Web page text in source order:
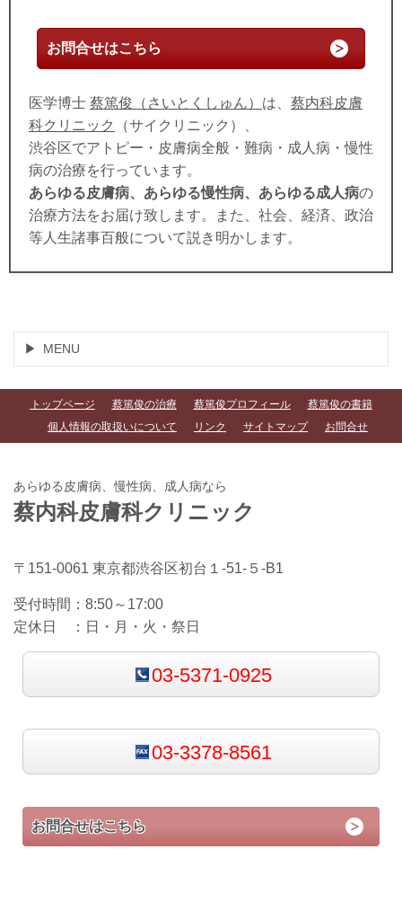
お問合せはこちら
医学博士 蔡篤俊（さいとくしゅん） は、 蔡内科皮膚
科クリニック
（サイクリニック）、
渋谷区でアトピー・皮膚病全般・難病・成人病・慢性
病の治療を行っています。
あらゆる皮膚病、あらゆる慢性病、あらゆる成人病の
治療方法をお届け致します。また、社会、経済、政治
等人生諸事百般について説き明かします。
MENU
トップページ 蔡篤俊の治療 蔡篤俊プロフィール
蔡篤俊の書籍
個人情報の取扱いについて
リンク サイトマップ お問合せ
あらゆる皮膚病、慢性病、成人病なら
蔡内科皮膚科クリニック
〒151-0061 東京都渋谷区初台１-51-５-B1
受付時間：8:50～17:00
定休日 ：日・ 月・火・祭日
03-5371-0925
03-3378-8561
お問合せはこちら